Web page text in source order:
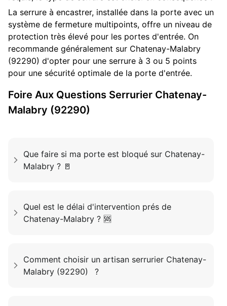
La serrure à encastrer, installée dans la porte avec un
système de fermeture multipoints, offre un niveau de
protection très élevé pour les portes d'entrée. On
recommande généralement sur Chatenay-Malabry
(92290) d'opter pour une serrure à 3 ou 5 points
pour une sécurité optimale de la porte d'entrée.
Foire Aux Questions Serrurier Chatenay-
Malabry (92290)
Que faire si ma porte est bloqué sur Chatenay-
Malabry ? 🚪
Quel est le délai d'intervention prés de
Chatenay-Malabry ? 🆘
Comment choisir un artisan serrurier Chatenay-
Malabry (92290) ?